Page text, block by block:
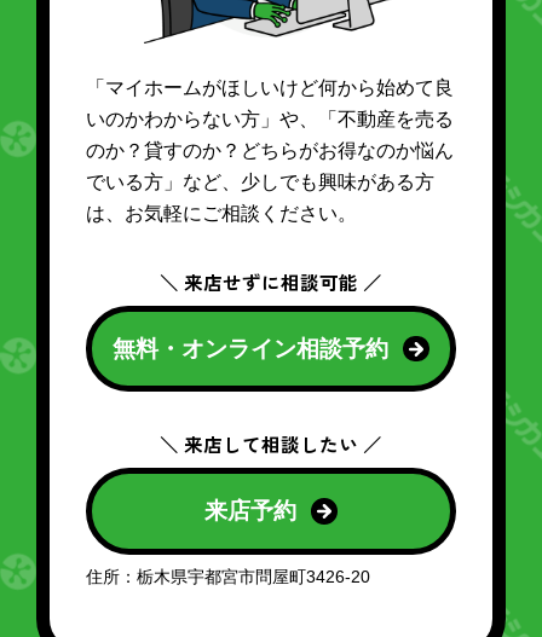
「マイホームがほしいけど何から始めて良
いのかわからない方」や、「不動産を売る
のか？貸すのか？どちらがお得なのか悩ん
でいる方」など、少しでも興味がある方
は、お気軽にご相談ください。
＼ 来店せずに相談可能 ／
無料・オンライン相談予約
＼ 来店して相談したい ／
来店予約
住所：栃木県宇都宮市問屋町3426-20